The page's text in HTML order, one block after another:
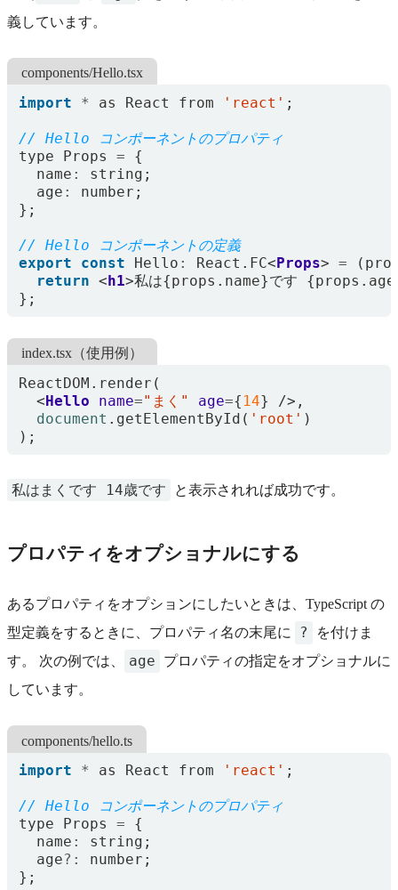
義しています。
components/Hello.tsx
import * as React from 'react' ;
type
Props =
{
name : string ;
age : number ;
};
export
const Hello : React . FC<Props> = (
return <h1>私は{props . name}です {props . age
};
index.tsx（使用例）
ReactDOM . render (
<Hello name="まく" age={ 14}
/>,
document . getElementById ( 'root' )
);
私はまくです 14歳です と表示されれば成功です。
プロパティをオプショナルにする
あるプロパティをオプションにしたいときは、TypeScript の
型定義をするときに、プロパティ名の末尾に
?
を付けま
す。 次の例では、
age
プロパティの指定をオプショナルに
しています。
components/hello.ts
import * as React from 'react' ;
type
Props =
{
name : string ;
age?: number ;
};